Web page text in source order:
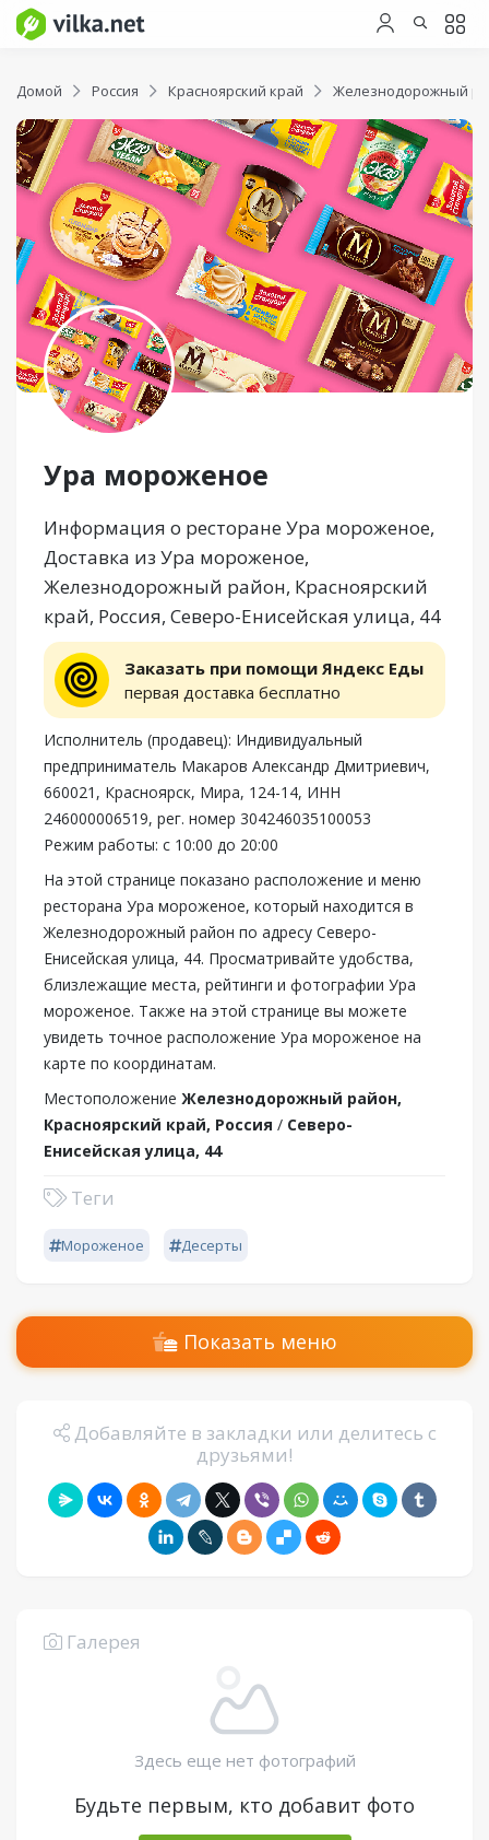
Домой Россия Красноярский край Железнодорожный
Ура мороженое
Информация о ресторане Ура мороженое,
Доставка из Ура мороженое,
Железнодорожный район, Красноярский
край, Россия, Северо-Енисейская улица, 44
Заказать при помощи Яндекс Еды
первая доставка бесплатно
Исполнитель (продавец): Индивидуальный
предприниматель Макаров Александр Дмитриевич,
660021, Красноярск, Мира, 124-14, ИНН
246000006519, рег. номер 304246035100053
Режим работы: с 10:00 до 20:00
На этой странице показано расположение и меню
ресторана Ура мороженое, который находится в
Железнодорожный район по адресу Северо-
Енисейская улица, 44. Просматривайте удобства,
близлежащие места, рейтинги и фотографии Ура
мороженое. Также на этой странице вы можете
увидеть точное расположение Ура мороженое на
карте по координатам.
Местоположение Железнодорожный район,
Красноярский край, Россия / Северо-
Енисейская улица, 44
Теги
Мороженое Десерты
Показать меню
Добавляйте в закладки или делитесь с
друзьями!
Галерея
Здесь еще нет фотографий
Будьте первым, кто добавит фото